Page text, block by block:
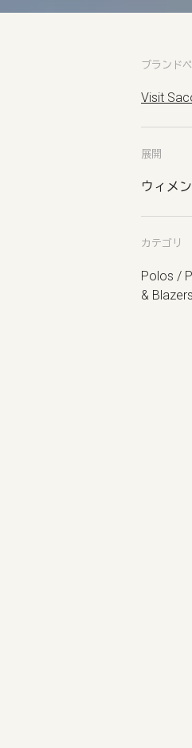
ブランド
Visit
展開
ウィメ
カテゴリ
Polos /
&